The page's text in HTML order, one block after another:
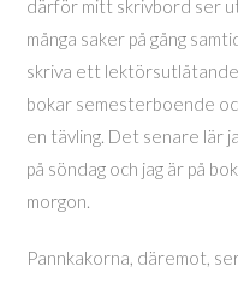
därför mitt skrivbord ser
många saker på gång
skriva ett
bokar semesterboende
en tävling. Det senare lär
på söndag och jag är på
morgon.
Pannkakorna, däremot,